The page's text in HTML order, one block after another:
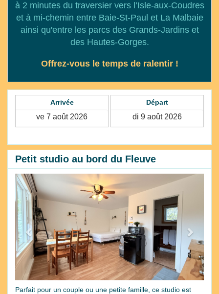
à 2 minutes du traversier vers l’Isle-aux-Coudres
et à mi-chemin entre Baie-St-Paul et La Malbaie
ainsi qu'entre les parcs des Grands-Jardins et
des Hautes-Gorges.
Offrez-vous le temps de ralentir !
Arrivée Départ
Petit studio au bord du Fleuve
Previous
Parfait pour un couple ou une petite famille, ce studio est